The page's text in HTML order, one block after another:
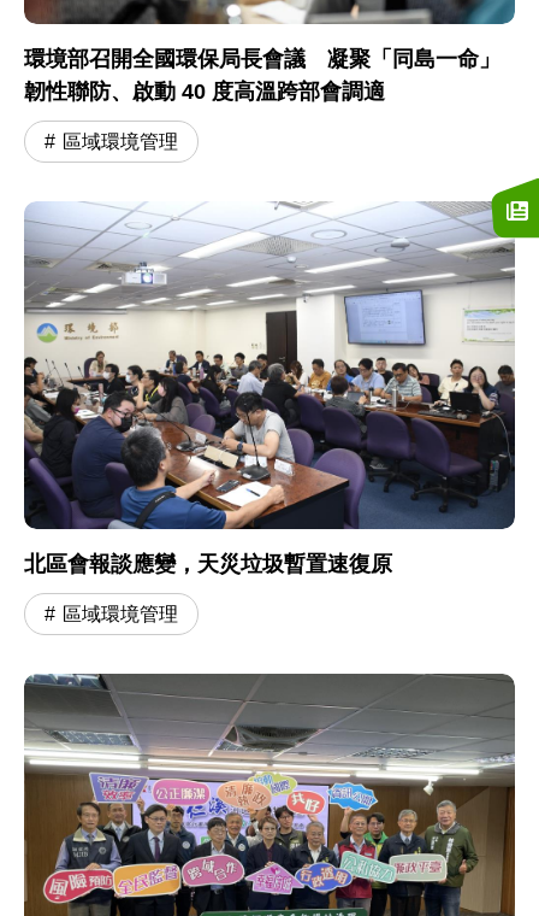
環境部召開全國環保局長會議 凝聚「同島一命」
韌性聯防、啟動 40 度高溫跨部會調適
區域環境管理
北區會報談應變，天災垃圾暫置速復原
區域環境管理